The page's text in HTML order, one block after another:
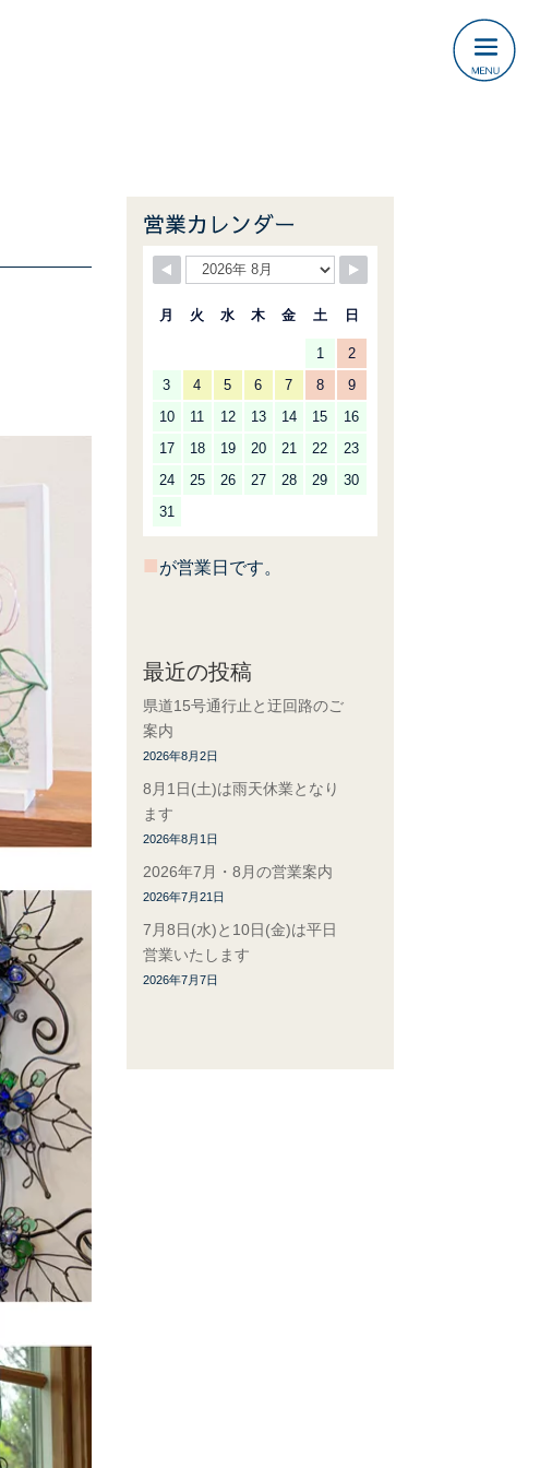
営業カレンダー
月 火 水 木 金 土 日
1
2
3
4 5 6 7 8
9
10
11 12 13 14 15
16
17
18 19 20 21 22
23
24
25 26 27 28 29
30
31
■が営業日です。
最近の投稿
県道15号通行止と迂回路のご
案内
2026年8月2日
8月1日(土)は雨天休業となり
ます
2026年8月1日
2026年7月・8月の営業案内
2026年7月21日
7月8日(水)と10日(金)は平日
営業いたします
2026年7月7日